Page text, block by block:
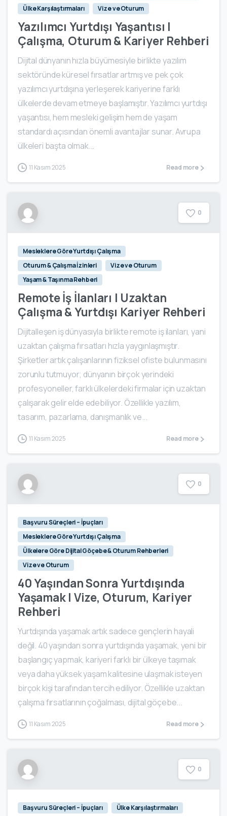
Ülke Karşılaştırmaları
Vize ve Oturum
Yazılımcı Yurtdışı Yaşantısı |
Çalışma, Oturum & Kariyer Rehberi
Dijital dünyanın hızla büyümesiyle birlikte yazılım
sektöründe küresel fırsatlar artmış ve pek çok
yazılımcı yurtdışına yerleşerek kariyerine farklı
ülkelerde devam etmeye başlamıştır. Yazılımcı yurtdışı
yaşantısı, hem mesleki gelişim hem de yaşam
standardı açısından önemli avantajlar sunar. Avrupa
ülkeleri başta olmak...
11 Kasım 2025 Read more
0
Mesleklere Göre Yurtdışı Çalışma
Oturum & Çalışma İzinleri
Vize ve Oturum
Yaşam & Taşınma Rehberi
Remote İş İlanları | Uzaktan
Çalışma & Yurtdışı Kariyer Rehberi
Dijitalleşen iş dünyasıyla birlikte remote iş ilanları, yani
uzaktan çalışma fırsatları hızla yaygınlaşmıştır.
Şirketler artık çalışanlarının fiziksel ofiste bulunmasını
zorunlu tutmuyor; dünyanın birçok yerindeki
profesyoneller, farklı ülkelerdeki firmalar için uzaktan
çalışarak gelir elde edebiliyor. Özellikle yazılım,
tasarım, pazarlama, danışmanlık ve...
11 Kasım 2025 Read more
0
Başvuru Süreçleri – İpuçları
Mesleklere Göre Yurtdışı Çalışma
Ülkelere Göre Dijital Göçebe & Oturum Rehberleri
Vize ve Oturum
40 Yaşından Sonra Yurtdışında
Yaşamak | Vize, Oturum, Kariyer
Rehberi
Yurtdışında yaşamak artık sadece gençlerin hayali
değil. 40 yaşından sonra yurtdışında yaşamak, yeni bir
başlangıç yapmak, kariyeri farklı bir ülkeye taşımak
veya daha yüksek yaşam kalitesine ulaşmak isteyen
birçok kişi tarafından tercih ediliyor. Özellikle uzaktan
çalışma fırsatlarının çoğalması, dijital göçebe...
11 Kasım 2025 Read more
0
Başvuru Süreçleri – İpuçları Ülke Karşılaştırmaları